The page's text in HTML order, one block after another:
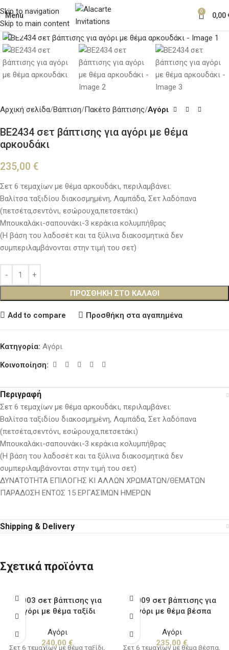
Skip to navigation
Skip to main content
Menu 0 0,00
Κλικ για μεγέθυνση
Αρχική σελίδα Βάπτιση Πακέτο βάπτισης Αγόρι
BE2434 σετ βάπτισης για αγόρι με θέμα
αρκουδάκι
235,00 €
Σετ 6 τεμαχίων με θέμα αρκουδάκι, περιλαμβάνει:
Βαλίτσα ταξιδίου διακοσμημένη, Λαμπάδα, Σετ λαδόπανα
(πετσέτα,σεντόνι, εσώρουχα,πετσετάκι)
Μπουκαλάκι-σαπουνάκι-3 κεράκια κολυμπήθρας
(Η βάση του λαδοσέτ και τα ξύλινα διακοσμητικά δεν
συμπεριλαμβάνονται στην τιμή του σετ)
ΠΡΟΣΘΉΚΗ ΣΤΟ ΚΑΛΆΘΙ
Add to compare Προσθήκη στα αγαπημένα
Κατηγορία: Αγόρι
Κοινοποίηση:
Περιγραφή
Σετ 6 τεμαχίων με θέμα αρκουδάκι, περιλαμβάνει:
Βαλίτσα ταξιδίου διακοσμημένη, Λαμπάδα, Σετ λαδόπανα
(πετσέτα,σεντόνι, εσώρουχα,πετσετάκι)
Μπουκαλάκι-σαπουνάκι-3 κεράκια κολυμπήθρας
(Η βάση του λαδοσέτ και τα ξύλινα διακοσμητικά δεν
συμπεριλαμβάνονται στην τιμή του σετ)
ΔΥΝΑΤΟΤΗΤΑ ΕΠΙΛΟΓΗΣ ΚΙ ΑΛΛΩΝ ΧΡΩΜΑΤΩΝ/ΘΕΜΑΤΩΝ
ΠΑΡΑΔΟΣΗ ΕΝΤΟΣ 15 ΕΡΓΑΣΙΜΩΝ ΗΜΕΡΩΝ
Shipping & Delivery
Σχετικά προϊόντα
K2003 σετ βάπτισης για
αγόρι με θέμα ταξίδι
Αγόρι
240,00 €
Σετ 6 τεμαχίων με θέμα ταξίδι,
K2009 σετ βάπτισης για
αγόρι με θέμα βέσπα
Αγόρι
235,00 €
Σετ 6 τεμαχίων με θέμα βέσπα,